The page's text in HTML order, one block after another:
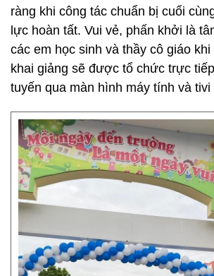
ràng khi công tác chuẩn bị cuối
lực hoàn tất. Vui vẻ, phấn khởi là
các em học sinh và thầy cô giáo
khai giảng sẽ được tổ chức trực
tuyến qua màn hình máy tính và